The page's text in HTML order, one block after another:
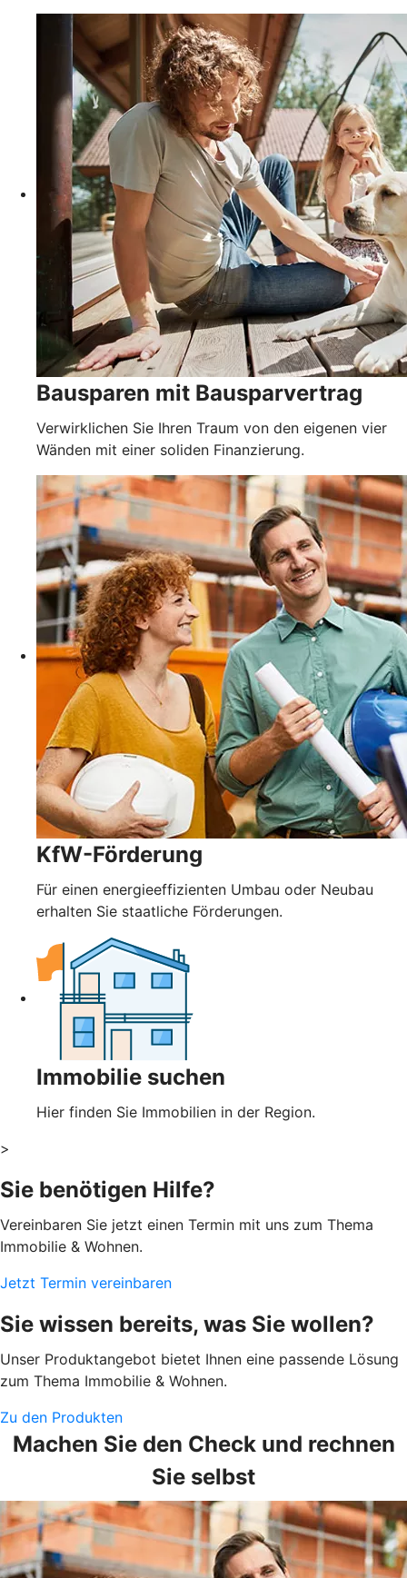
Bausparen mit Bausparvertrag
Verwirklichen Sie Ihren Traum von den eigenen vier
Wänden mit einer soliden Finanzierung.
KfW-Förderung
Für einen energieeffizienten Umbau oder Neubau
erhalten Sie staatliche Förderungen.
Immobilie suchen
Hier finden Sie Immobilien in der Region.
>
Sie benötigen Hilfe?
Vereinbaren Sie jetzt einen Termin mit uns zum Thema
Immobilie & Wohnen.
Jetzt Termin vereinbaren
Sie wissen bereits, was Sie wollen?
Unser Produktangebot bietet Ihnen eine passende Lösung
zum Thema Immobilie & Wohnen.
Zu den Produkten
Machen Sie den Check und rechnen
Sie selbst